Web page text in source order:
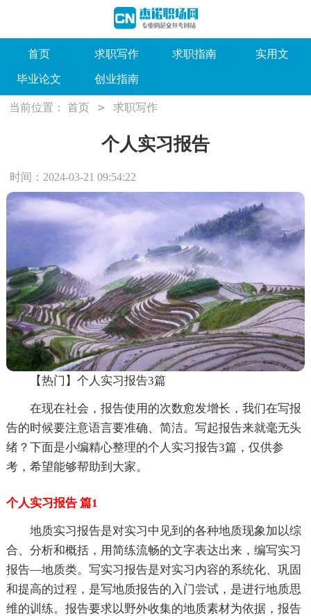
首页 求职写作 求职指南 实用文
毕业论文 创业指南
当前位置： 首页 > 求职写作
个人实习报告
时间：2024-03-21 09:54:22
【热门】个人实习报告3篇
在现在社会，报告使用的次数愈发增长，我们在写报
告的时候要注意语言要准确、简洁。写起报告来就毫无头
绪？下面是小编精心整理的个人实习报告3篇，仅供参
考，希望能够帮助到大家。
个人实习报告 篇1
地质实习报告是对实习中见到的各种地质现象加以综
合、分析和概括，用简练流畅的文字表达出来，编写实习
报告—地质类。写实习报告是对实习内容的系统化、巩固
和提高的过程，是写地质报告的入门尝试，是进行地质思
维的训练。报告要求以野外收集的地质素材为依据，报告